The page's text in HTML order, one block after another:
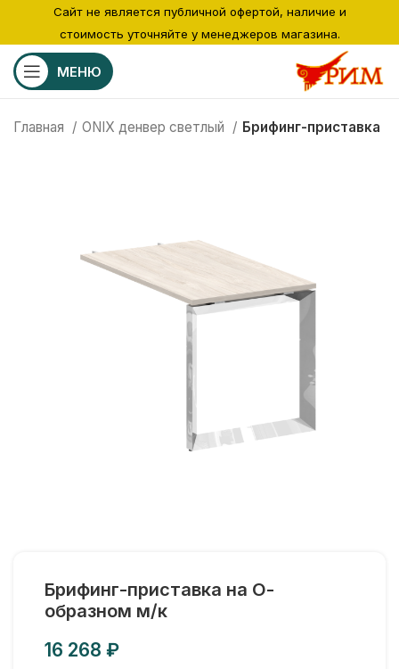
МЕНЮ
Главная ONIX денвер светлый Брифинг-приставка
Брифинг-приставка на О-
образном м/к
₽
Сайт не является публичной офертой, наличие и
стоимость уточняйте у менеджеров магазина.